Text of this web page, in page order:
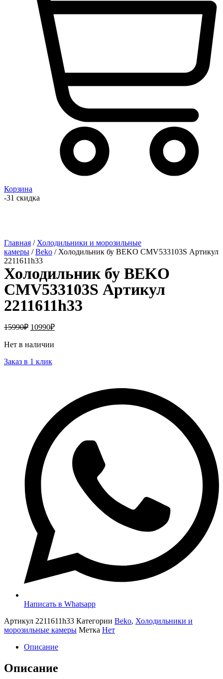
Корзина
-31 скидка
Главная / Холодильники и морозильные
камеры /Beko / Холодильник бу BEKO CMV533103S Артикул
2211611h33
Холодильник бу BEKO
CMV533103S Артикул
2211611h33
15990₽ 10990₽
Нет в наличии
Заказ в 1 клик
Написать в Whatsapp
Артикул 2211611h33 Категории Beko, Холодильники и
морозильные камеры Метка Нет
Описание
Описание